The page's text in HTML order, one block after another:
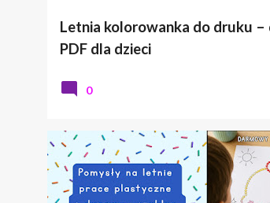
Letnia kolorowanka do druku
PDF dla dzieci
0
LATO PRACE PLASTYCZNE